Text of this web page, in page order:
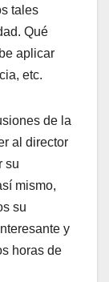
tales
Qué
aplicar
etc.
de la
al director
su
mismo,
su
y
horas de